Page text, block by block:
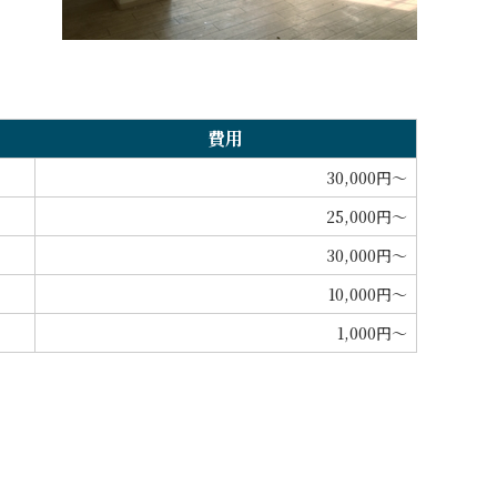
費用
30,000円～
25,000円～
30,000円～
10,000円～
1,000円～